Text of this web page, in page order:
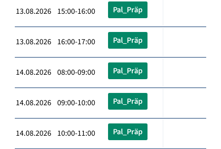
13.08.2026 15:00-16:00 Pal_Präp
13.08.2026 16:00-17:00 Pal_Präp
14.08.2026 08:00-09:00 Pal_Präp
14.08.2026 09:00-10:00 Pal_Präp
14.08.2026 10:00-11:00 Pal_Präp